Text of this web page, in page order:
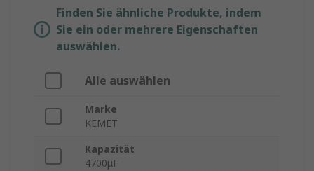
Finden Sie ähnliche Produkte, indem
Sie ein oder mehrere Eigenschaften
auswählen.
Alle auswählen
Marke
KEMET
Kapazität
4700μF